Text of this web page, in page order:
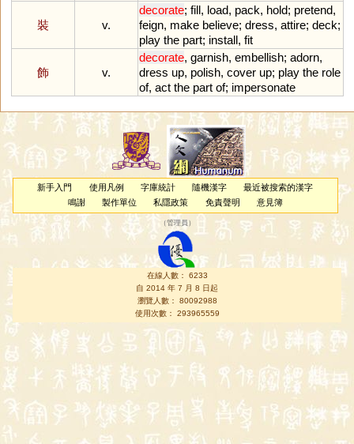
裝 v.
decorate; fill, load, pack, hold; pretend,
feign, make believe; dress, attire; deck;
play the part; install, fit
飾 v.
decorate, garnish, embellish; adorn,
dress up, polish, cover up; play the role
of, act the part of; impersonate
新手入門 使用凡例 字庫統計 隨機漢字
最近被搜索的漢字
鳴謝
製作單位 私隱政策 免責聲明 意見簿
（管理員 ）
在線人數： 6233
自 2014 年 7 月 8 日起
瀏覽人數： 80092988
使用次數： 293965559